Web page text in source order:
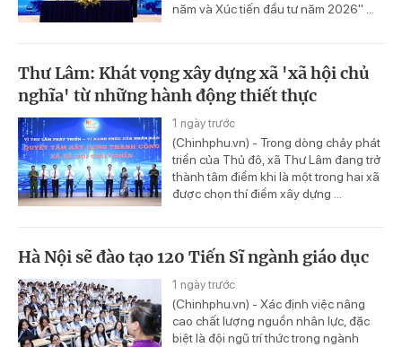
năm và Xúc tiến đầu tư năm 2026" ...
Thư Lâm: Khát vọng xây dựng xã 'xã hội chủ
nghĩa' từ những hành động thiết thực
1 ngày trước
(Chinhphu.vn) - Trong dòng chảy phát
triển của Thủ đô, xã Thư Lâm đang trở
thành tâm điểm khi là một trong hai xã
được chọn thí điểm xây dựng ...
Hà Nội sẽ đào tạo 120 Tiến Sĩ ngành giáo dục
1 ngày trước
(Chinhphu.vn) - Xác định việc nâng
cao chất lượng nguồn nhân lực, đặc
biệt là đội ngũ trí thức trong ngành